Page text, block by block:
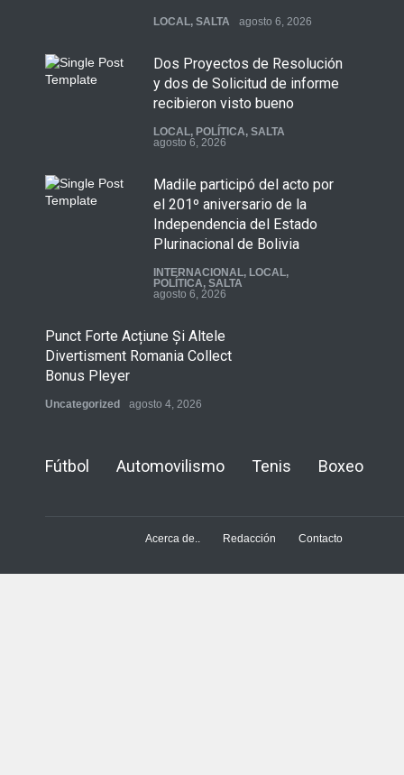
LOCAL, SALTA agosto 6, 2026
Dos Proyectos de Resolución
y dos de Solicitud de informe
recibieron visto bueno
LOCAL, POLÍTICA, SALTA
agosto 6, 2026
Madile participó del acto por
el 201º aniversario de la
Independencia del Estado
Plurinacional de Bolivia
INTERNACIONAL, LOCAL,
POLÍTICA, SALTA
agosto 6, 2026
Punct Forte Acțiune Și Altele
Divertisment Romania Collect
Bonus Pleyer
Uncategorized agosto 4, 2026
Fútbol Automovilismo Tenis Boxeo
Acerca de.. Redacción Contacto